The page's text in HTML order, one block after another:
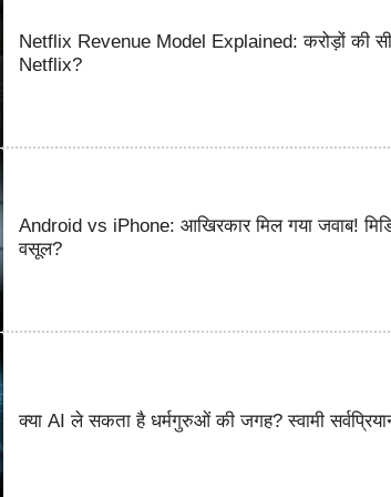
Netflix Revenue Model Explained: करोड़ों की
Netflix?
Android vs iPhone: आखिरकार मिल गया जवाब!
वसूल?
क्या AI ले सकता है धर्मगुरुओं की जगह? स्वामी